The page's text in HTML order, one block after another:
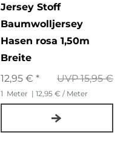
Jersey Stoff
Baumwolljersey
Hasen rosa 1,50m
Breite
UVP 15,95 €
12,95 € *
1 Meter | 12,95 € / Meter